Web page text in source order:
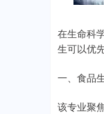
在生命科
生可以优
一、食品
该专业聚